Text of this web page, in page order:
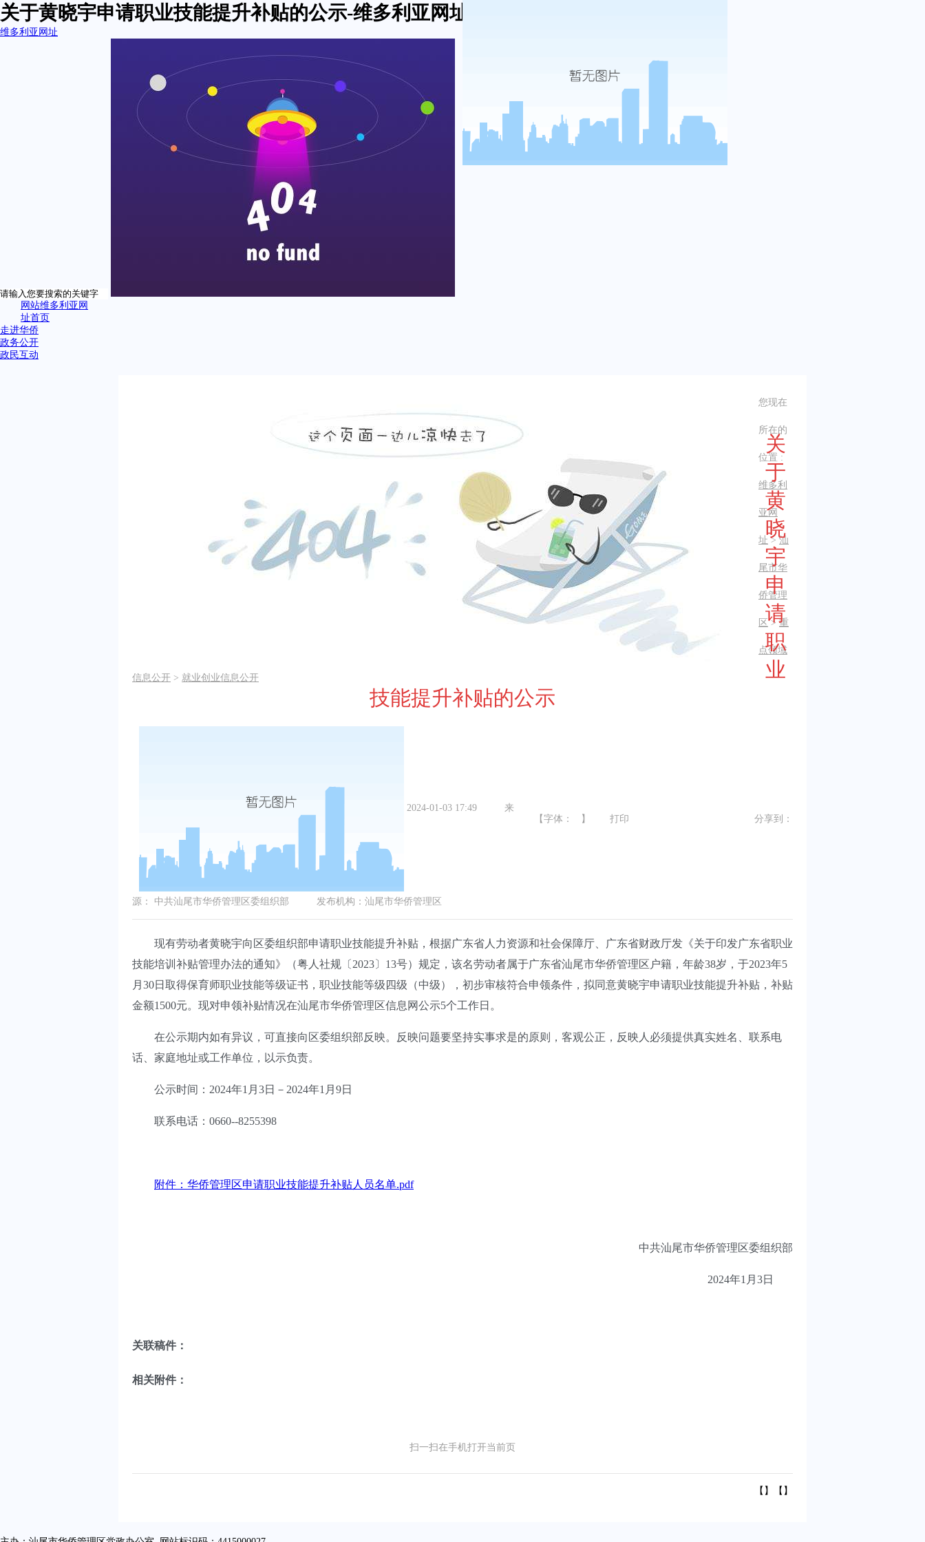
关于黄晓宇申请职业技能提升补贴的公示-维多利亚网址
维多利亚网址
网站维多利亚网
址首页
走进华侨
政务公开
政民互动
您现在
所在的
位置 :
维多利
亚网
址 >汕
尾市华
侨管理
区>重
点领域
信息公开 > 就业创业信息公开
关
于
黄
晓
宇
申
请
职
业
技能提升补贴的公示
2024-01-03 17:49 来
源： 中共汕尾市华侨管理区委组织部 发布机构： 汕尾市华侨管理区
【字体： 】 打印 分享到：
现有劳动者黄晓宇向区委组织部申请职业技能提升补贴，根据广东省人力资源和社会保障厅、广东省财政厅发《关于印发广东省职业
技能培训补贴管理办法的通知》（粤人社规〔2023〕13号）规定，该名劳动者属于广东省汕尾市华侨管理区户籍，年龄38岁，于2023年5
月30日取得保育师职业技能等级证书，职业技能等级四级（中级），初步审核符合申领条件，拟同意黄晓宇申请职业技能提升补贴，补贴
金额1500元。现对申领补贴情况在汕尾市华侨管理区信息网公示5个工作日。
在公示期内如有异议，可直接向区委组织部反映。反映问题要坚持实事求是的原则，客观公正，反映人必须提供真实姓名、联系电
话、家庭地址或工作单位，以示负责。
公示时间：2024年1月3日－2024年1月9日
联系电话：0660--8255398
附件：华侨管理区申请职业技能提升补贴人员名单.pdf
中共汕尾市华侨管理区委组织部
2024年1月3日
关联稿件：
相关附件：
扫一扫在手机打开当前页
【】【】